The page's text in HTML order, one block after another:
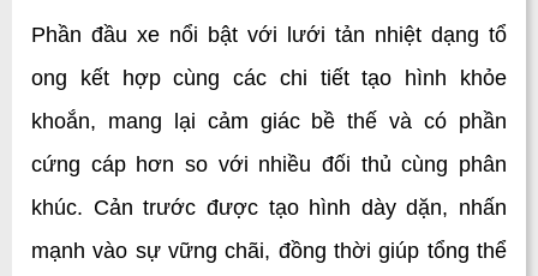
Phần đầu xe nổi bật với lưới tản nhiệt dạng tổ
ong kết hợp cùng các chi tiết tạo hình khỏe
khoắn, mang lại cảm giác bề thế và có phần
cứng cáp hơn so với nhiều đối thủ cùng phân
khúc. Cản trước được tạo hình dày dặn, nhấn
mạnh vào sự vững chãi, đồng thời giúp tổng thể